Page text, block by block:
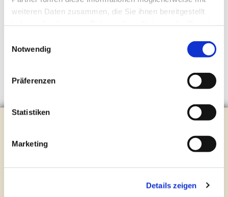
weiteren Daten zusammen, die Sie ihnen bereitgestellt
Notwendig
Präferenzen
Statistiken
Marketing
Details zeigen
Tel.:0 52 04 / 36 28
Newsletter abonnieren